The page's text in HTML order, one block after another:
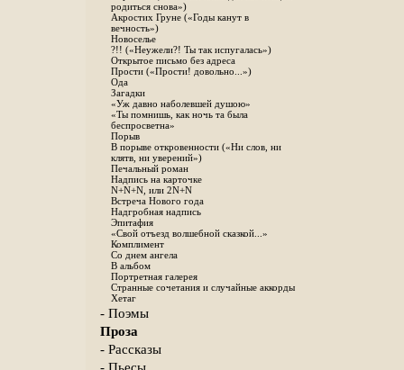
родиться снова»)
Акростих Груне («Годы канут в
вечность»)
Новоселье
?!! («Неужели?! Ты так испугалась»)
Открытое письмо без адреса
Прости («Прости! довольно...»)
Ода
Загадки
«Уж давно наболевшей душою»
«Ты помнишь, как ночь та была
беспросветна»
Порыв
В порыве откровенности («Ни слов, ни
клятв, ни уверений»)
Печальный роман
Надпись на карточке
N+N+N, или 2N+N
Встреча Нового года
Надгробная надпись
Эпитафия
«Свой отъезд волшебной сказкой...»
Комплимент
Со днем ангела
В альбом
Портретная галерея
Странные сочетания и случайные аккорды
Хетаг
- Поэмы
Проза
- Рассказы